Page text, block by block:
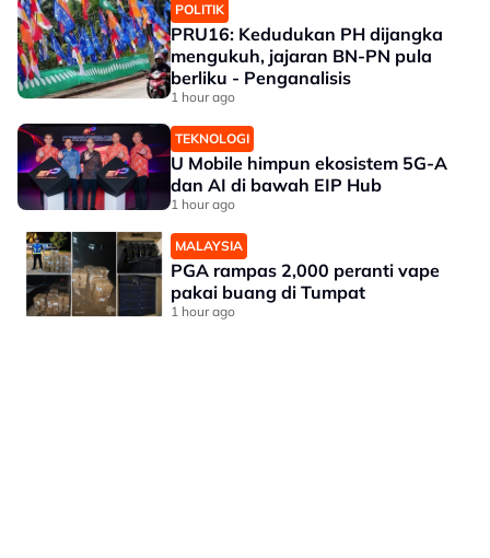
POLITIK
PRU16: Kedudukan PH dijangka
mengukuh, jajaran BN-PN pula
berliku - Penganalisis
1 hour ago
TEKNOLOGI
U Mobile himpun ekosistem 5G-A
dan AI di bawah EIP Hub
1 hour ago
MALAYSIA
PGA rampas 2,000 peranti vape
pakai buang di Tumpat
1 hour ago